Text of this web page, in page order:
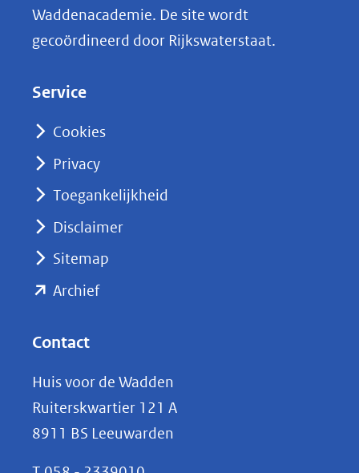
k
e
nieuw
naar
Waddenacademie. De site wordt
gecoördineerd door Rijkswaterstaat.
Service
Cookies
Privacy
Toegankelijkheid
Disclaimer
Sitemap
Archief(opent
(verwijst
naar
een
andere
Contact
Huis voor de Wadden
Ruiterskwartier 121 A
8911 BS Leeuwarden